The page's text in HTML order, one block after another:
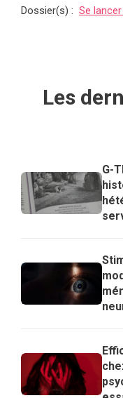
Dossier(s) : Se lancer
Les
G-